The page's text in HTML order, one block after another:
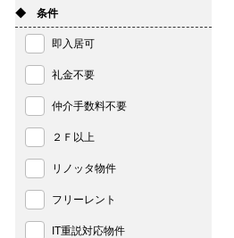
◆ 条件
即入居可
礼金不要
仲介手数料不要
２Ｆ以上
リノッタ物件
フリーレント
IT重説対応物件